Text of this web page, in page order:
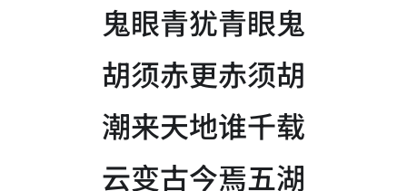
鬼眼青犹青眼鬼
胡须赤更赤须胡
潮来天地谁千载
云变古今焉五湖